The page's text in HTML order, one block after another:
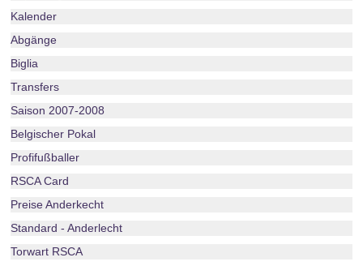
Kalender
Abgänge
Biglia
Transfers
Saison 2007-2008
Belgischer Pokal
Profifußballer
RSCA Card
Preise Anderkecht
Standard - Anderlecht
Torwart RSCA